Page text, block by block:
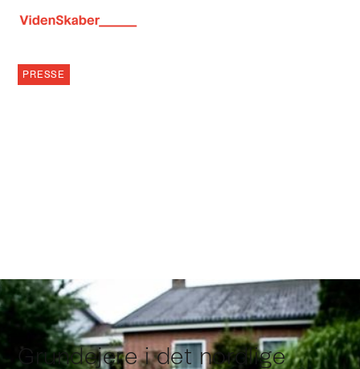
PRESSE
Grundejere i det nordlige